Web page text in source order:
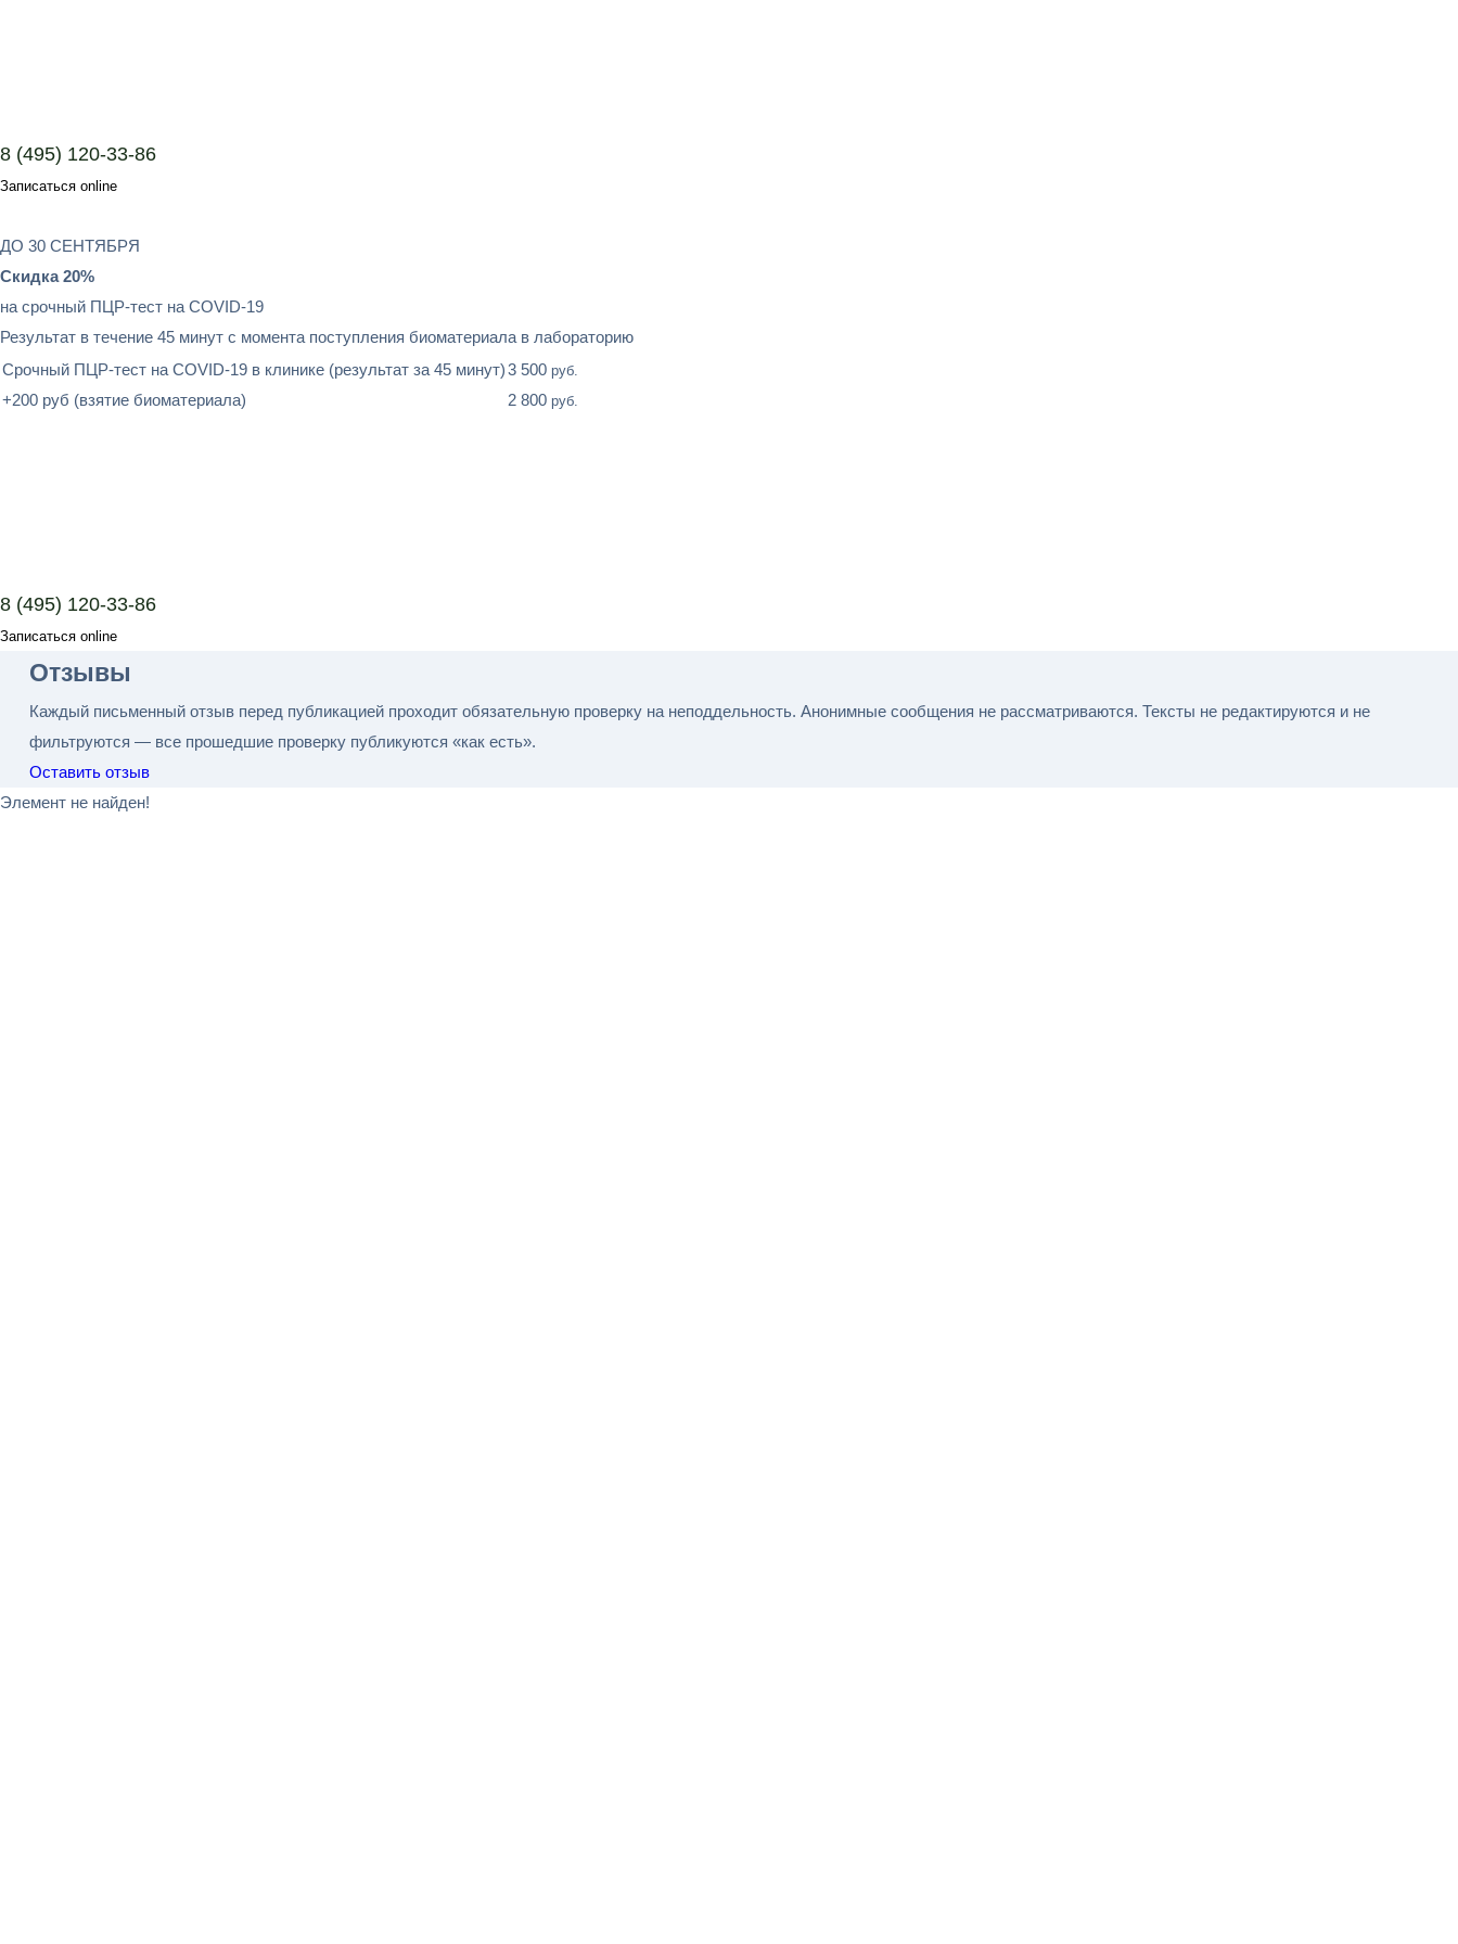
8 (495) 120-33-86
Записаться online
ДО 30 СЕНТЯБРЯ
Скидка 20%
на срочный ПЦР-тест на COVID-19
Результат в течение 45 минут с момента поступления биоматериала в лабораторию
Срочный ПЦР-тест на COVID-19 в клинике (результат за 45 минут)
+200 руб (взятие биоматериала)
3 500 руб.
2 800 руб.
8 (495) 120-33-86
Записаться online
Отзывы
Каждый письменный отзыв перед публикацией проходит обязательную проверку на неподдельность. Анонимные сообщения не рассматриваются. Тексты не редактируются и не
фильтруются — все прошедшие проверку публикуются «как есть».
Оставить отзыв
Элемент не найден!